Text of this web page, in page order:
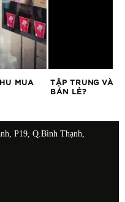
MUA
TẬP TRUNG VÀO
BÁN LẺ?
P19, Q.Bình Thạnh,